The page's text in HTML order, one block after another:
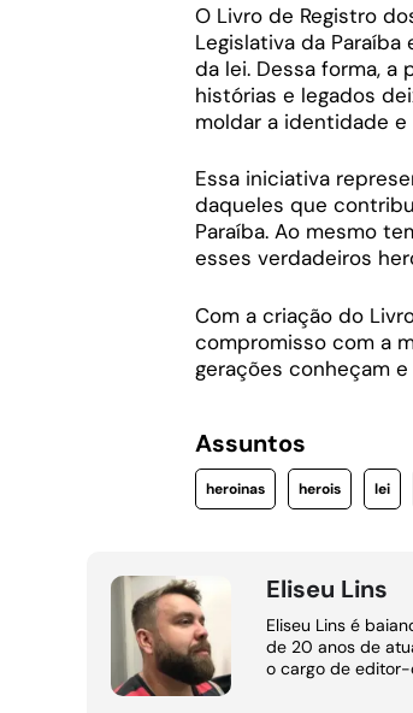
O Livro de Registro
Legislativa da
da lei. Dessa forma,
histórias e legados
moldar a identidade
Essa iniciativa
daqueles que
Paraíba. Ao mesmo
esses verdadeiros
Com a criação do
compromisso com a
gerações conheçam
Assuntos
heroinas herois lei
Eliseu Lins
Eliseu Lins é
de 20 anos de
o cargo de